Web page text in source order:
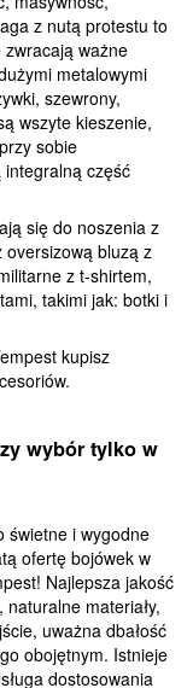
z nutą protestu to
ważne
metalowymi
szewrony,
wszyte kieszenie,
sobie
część
się do noszenia z
oversizową bluzą z
z t-shirtem,
takimi jak: botki i
kupisz
wybór tylko w
świetne i wygodne
ofertę bojówek w
Najlepsza jakość
materiały,
uważna dbałość
obojętnym. Istnieje
dostosowania